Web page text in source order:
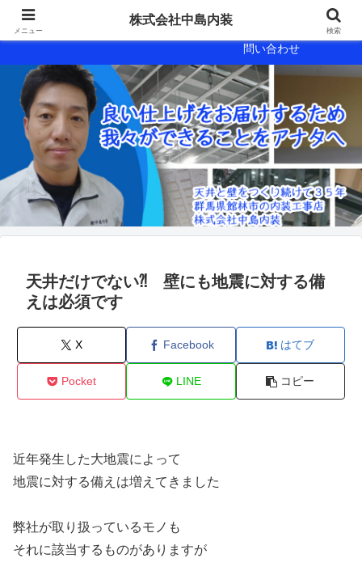
問い合わせ
天井だけでない⁈ 壁にも地震に対する備
えは必須です
X Facebook はてブ
Pocket LINE コピー
近年発生した大地震によって
地震に対する備えは増えてきました
弊社が取り扱っているモノも
それに該当するものがありますが
メニュー
株式会社中島内装
検索